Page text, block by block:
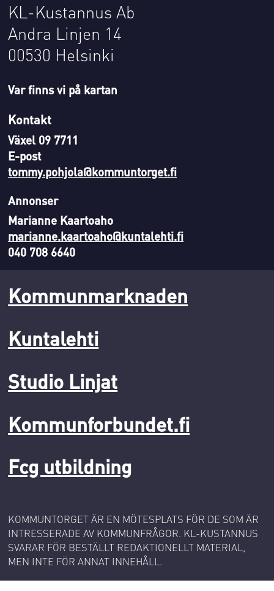
KL-Kustannus Ab
Andra Linjen 14
00530 Helsinki
Var finns vi på kartan
Kontakt
Växel 09 7711
E-post
tommy.pohjola@kommuntorget.fi
Annonser
Marianne Kaartoaho
marianne.kaartoaho@kuntalehti.fi
040 708 6640
Kommunmarknaden
Kuntalehti
Studio Linjat
Kommunforbundet.fi
Fcg utbildning
KOMMUNTORGET ÄR EN MÖTESPLATS FÖR DE SOM ÄR
INTRESSERADE AV KOMMUNFRÅGOR. KL-KUSTANNUS
SVARAR FÖR BESTÄLLT REDAKTIONELLT MATERIAL,
MEN INTE FÖR ANNAT INNEHÅLL.